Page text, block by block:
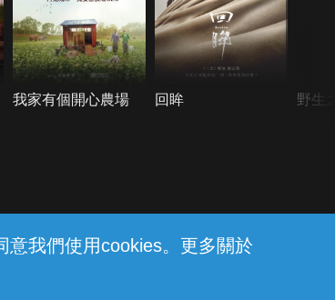
我們使用cookies。更多關於
我家有個開心農場 回眸 野生